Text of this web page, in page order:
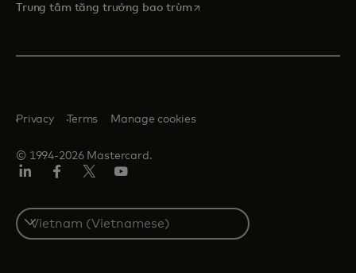
Trung tâm tăng trưởng bao trùmopens in a new tab
© 1994-2026 Mastercard.
Privacy Terms Manage cookies
Select
a
country